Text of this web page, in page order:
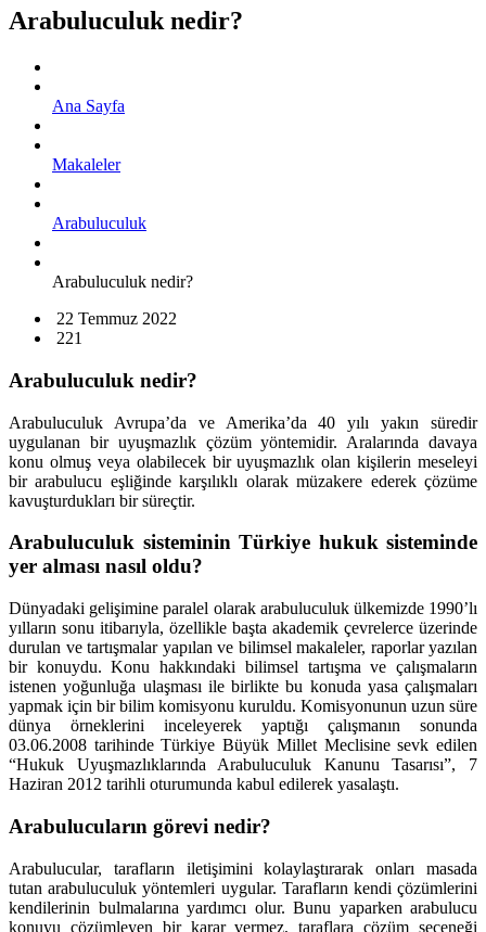
Arabuluculuk nedir?
Ana Sayfa
Makaleler
Arabuluculuk
Arabuluculuk nedir?
22 Temmuz 2022
221
Arabuluculuk nedir?
Arabuluculuk Avrupa’da ve Amerika’da 40 yılı yakın süredir
uygulanan bir uyuşmazlık çözüm yöntemidir. Aralarında davaya
konu olmuş veya olabilecek bir uyuşmazlık olan kişilerin meseleyi
bir arabulucu eşliğinde karşılıklı olarak müzakere ederek çözüme
kavuşturdukları bir süreçtir.
Arabuluculuk sisteminin Türkiye hukuk sisteminde
yer alması nasıl oldu?
Dünyadaki gelişimine paralel olarak arabuluculuk ülkemizde 1990’lı
yılların sonu itibarıyla, özellikle başta akademik çevrelerce üzerinde
durulan ve tartışmalar yapılan ve bilimsel makaleler, raporlar yazılan
bir konuydu. Konu hakkındaki bilimsel tartışma ve çalışmaların
istenen yoğunluğa ulaşması ile birlikte bu konuda yasa çalışmaları
yapmak için bir bilim komisyonu kuruldu. Komisyonunun uzun süre
dünya örneklerini inceleyerek yaptığı çalışmanın sonunda
03.06.2008 tarihinde Türkiye Büyük Millet Meclisine sevk edilen
“Hukuk Uyuşmazlıklarında Arabuluculuk Kanunu Tasarısı”, 7
Haziran 2012 tarihli oturumunda kabul edilerek yasalaştı.
Arabulucuların görevi nedir?
Arabulucular, tarafların iletişimini kolaylaştırarak onları masada
tutan arabuluculuk yöntemleri uygular. Tarafların kendi çözümlerini
kendilerinin bulmalarına yardımcı olur. Bunu yaparken arabulucu
konuyu çözümleyen bir karar vermez, taraflara çözüm seçeneği